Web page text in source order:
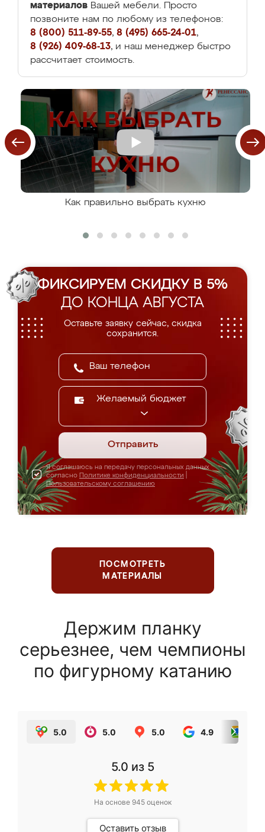
материалов Вашей мебели. Просто
позвоните нам по любому из телефонов:
8 (800) 511-89-55, 8 (495) 665-24-01,
8 (926) 409-68-13, и наш менеджер быстро
рассчитает стоимость.
Как правильно выбрать кухню
ФИКСИРУЕМ СКИДКУ В 5%
ДО КОНЦА АВГУСТА
Оставьте заявку сейчас, скидка
сохранится.
Желаемый бюджет
Отправить
Я соглашаюсь на передачу персональных данных
согласно Политике конфиденциальности
Пользовательскому соглашению
ПОСМОТРЕТЬ
МАТЕРИАЛЫ
Держим планку
серьезнее, чем чемпионы
по фигурному катанию
5.0 5.0 5.0 4.9
5.0 из 5
На основе 945оценок
Оставить отзыв